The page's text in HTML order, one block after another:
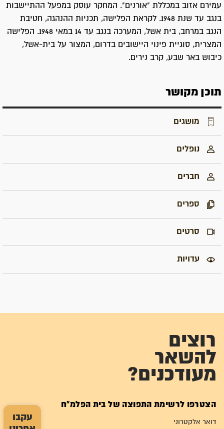
עקבו
עמירם אזוב במכללת "אורנים". המחקר עוסק במפעל ההתיישבות
בנגב עד שנת 1948. לקראת הפלישה, תכניות ההנהגה, חטיבת
הנגב במרחב, בית אשל, המערכה בנגב עד 14 במאי 1948. הפלישה
המצרית, סוגיית פינוי היישובים בדרום, המצור על בית-אשל,
כיבוש באר שבע, קרב נירים.
תוכן מקושר
מושגים
נופלים
חברים
ספרים
סרטים
עדויות
רוצים
להשאר
מעודכנים?
הצטרפו לרשימת התפוצה של בית הפלמ"ח